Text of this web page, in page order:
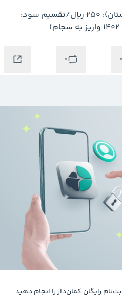
0
0
رایگان کمان‌دار را انجام دهید